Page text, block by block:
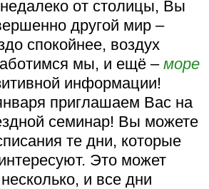
от столицы, Вы
другой мир –
спокойнее, воздух
мы, и ещё –море
информации!
приглашаем Вас на
семинар! Вы можете
те дни, которые
Это может
и все дни